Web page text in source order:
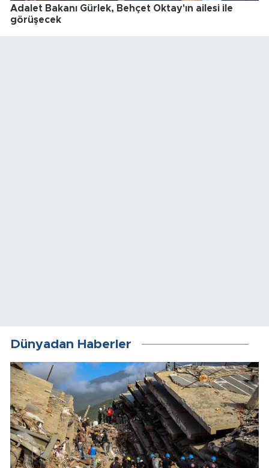
Adalet Bakanı Gürlek, Behçet Oktay'ın ailesi ile
görüşecek
Dünyadan Haberler